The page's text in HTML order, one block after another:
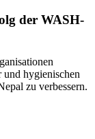
der WASH-
und hygienischen
zu verbessern.